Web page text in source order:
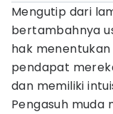
Mengutip dari
bertambahnya
hak
pendapat
dan memiliki
Pengasuh muda